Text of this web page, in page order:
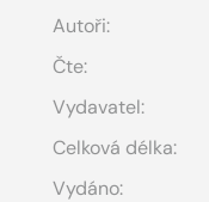
Autoři:
Čte:
Vydavatel:
Celková délka:
Vydáno: